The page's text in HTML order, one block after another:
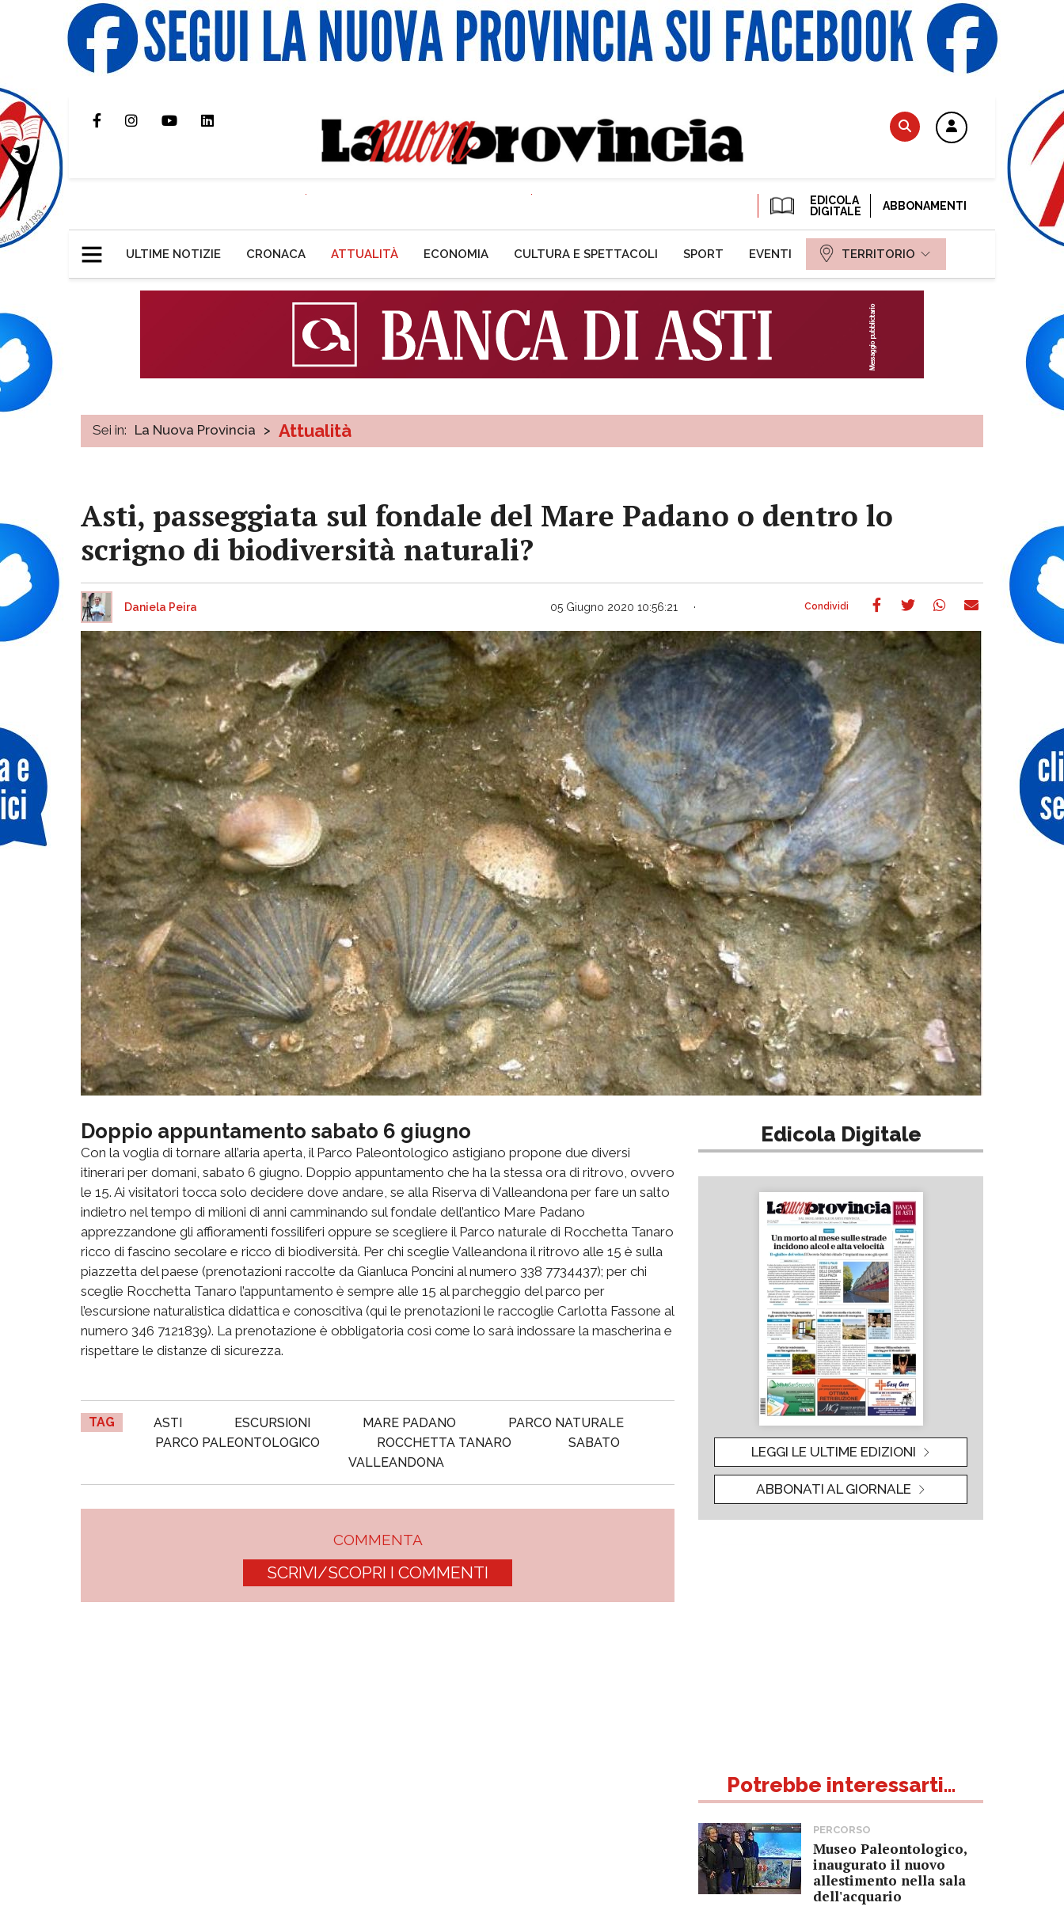
EDICOLA
DIGITALE
ABBONAMENTI
ULTIME NOTIZIE CRONACA ATTUALITÀ ECONOMIA CULTURA E SPETTACOLI SPORT EVENTI TERRITORIO
Sei in: La Nuova Provincia > Attualità
Asti, passeggiata sul fondale del Mare Padano o dentro lo
scrigno di biodiversità naturali?
Daniela Peira 05 Giugno 2020 10:56:21
Doppio appuntamento sabato 6 giugno
Con la voglia di tornare all’aria aperta, il Parco Paleontologico astigiano propone due diversi
itinerari per domani, sabato 6 giugno. Doppio appuntamento che ha la stessa ora di ritrovo, ovvero
le 15. Ai visitatori tocca solo decidere dove andare, se alla Riserva di Valleandona per fare un salto
indietro nel tempo di milioni di anni camminando sul fondale dell’antico Mare Padano
apprezzandone gli affioramenti fossiliferi oppure se scegliere il Parco naturale di Rocchetta Tanaro
ricco di fascino secolare e ricco di biodiversità. Per chi sceglie Valleandona il ritrovo alle 15 è sulla
piazzetta del paese (prenotazioni raccolte da Gianluca Poncini al numero 338 7734437); per chi
sceglie Rocchetta Tanaro l’appuntamento è sempre alle 15 al parcheggio del parco per
l’escursione naturalistica didattica e conoscitiva (qui le prenotazioni le raccoglie Carlotta Fassone al
numero 346 7121839). La prenotazione è obbligatoria così come lo sarà indossare la mascherina e
rispettare le distanze di sicurezza.
TAG ASTI ESCURSIONI MARE PADANO
PARCO NATURALE
PARCO PALEONTOLOGICO
ROCCHETTA TANARO
SABATO
VALLEANDONA
COMMENTA
SCRIVI/SCOPRI I COMMENTI
Edicola Digitale
LEGGI LE ULTIME EDIZIONI
ABBONATI AL GIORNALE
Potrebbe interessarti...
PERCORSO
Museo Paleontologico,
inaugurato il nuovo
allestimento nella sala
dell'acquario